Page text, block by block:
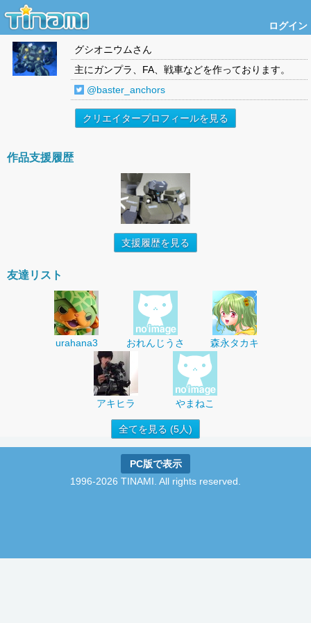
ログイン
グシオニウムさん
主にガンプラ、FA、戦車などを作っております。
@baster_anchors
クリエイタープロフィールを見る
作品支援履歴
支援履歴を見る
友達リスト
urahana3 おれんじうさ 森永タカキ
アキヒラ やまねこ
全てを見る (5人)
PC版で表示
1996-2026 TINAMI. All rights reserved.